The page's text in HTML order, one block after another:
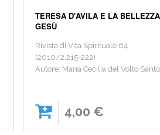
TERESA D'AVILA E LA
GESÙ
Rivista di Vita Spirituale 64
(2010/2:215-222)
Autore: Maria Cecilia del Volto Santo
4,00 €